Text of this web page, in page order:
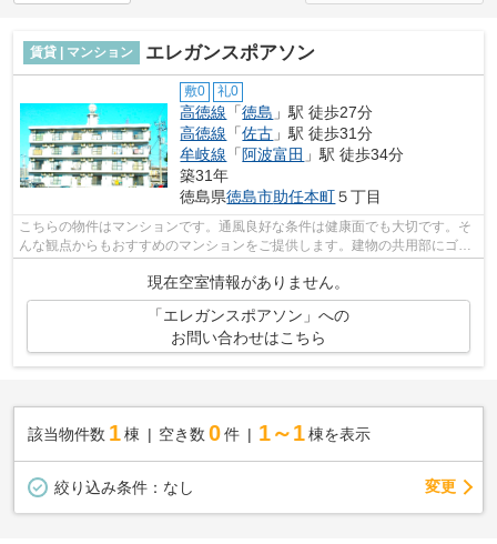
賃貸 | マンション エレガンスポアソン
敷0 礼0
高徳線 「徳島 」駅 徒歩27分
高徳線 「佐古 」駅 徒歩31分
牟岐線 「 阿波富田 」駅 徒歩34分
築31年
徳島県徳島市助任本町５丁目
こちらの物件はマンションです。通風良好な条件は健康面でも大切です。そ
んな観点からもおすすめのマンションをご提供します。建物の共用部にゴミ
現在空室情報がありません。
「エレガンスポアソン」への
お問い合わせはこちら
該当物件数 1棟 空き数 0 件 1～1 棟を表示
絞り込み条件： なし 変更